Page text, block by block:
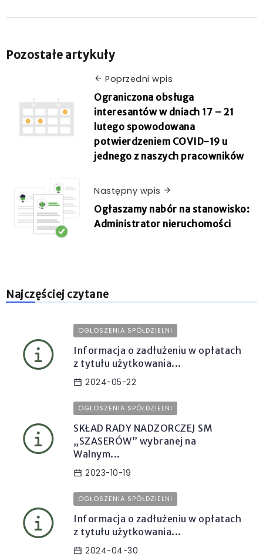
Pozostałe artykuły
Poprzedni wpis
Ograniczona obsługa
interesantów w dniach 17 – 21
lutego spowodowana
potwierdzeniem COVID-19 u
jednego z naszych pracowników
Następny wpis
Ogłaszamy nabór na stanowisko:
Administrator nieruchomości
Najczęściej czytane
OGŁOSZENIA SPÓŁDZIELNI
Informacja o zadłużeniu w opłatach
z tytułu użytkowania...
2024-05-22
OGŁOSZENIA SPÓŁDZIELNI
SKŁAD RADY NADZORCZEJ SM
„SZASERÓW” wybranej na
Walnym...
2023-10-19
OGŁOSZENIA SPÓŁDZIELNI
Informacja o zadłużeniu w opłatach
z tytułu użytkowania...
2024-04-30